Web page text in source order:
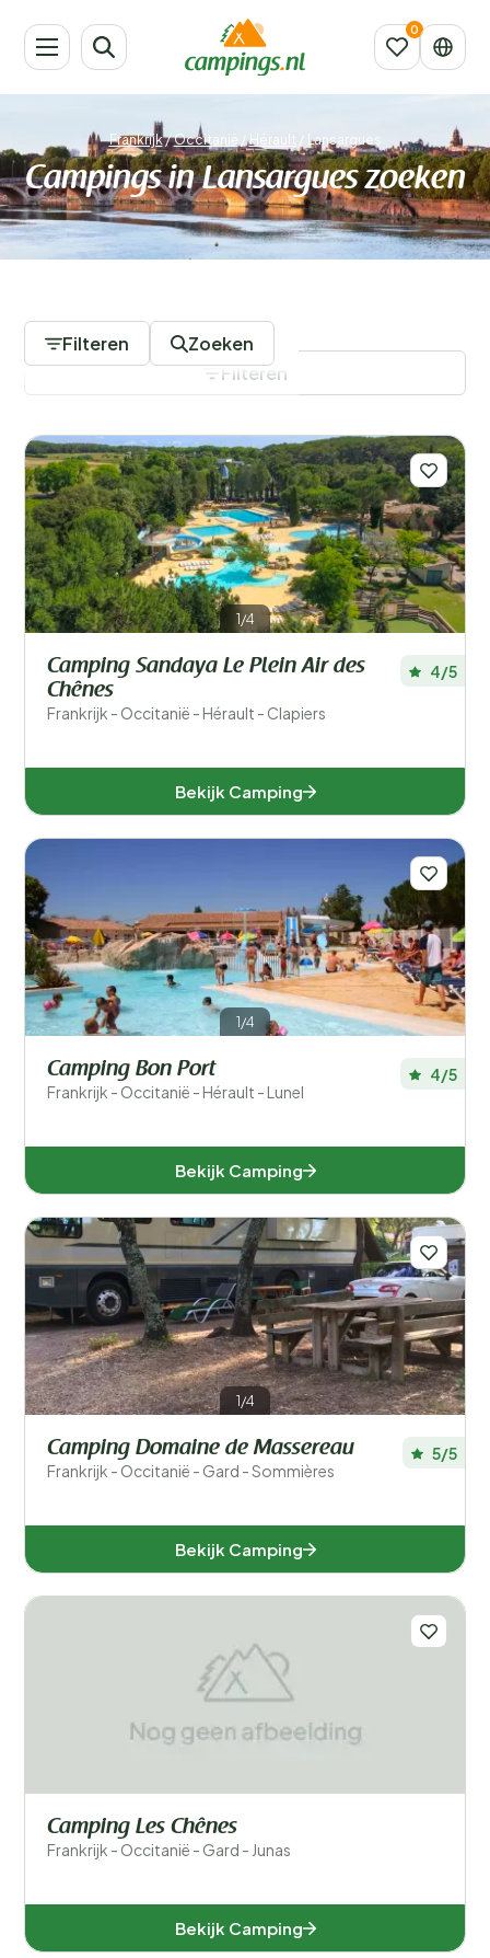
Frankrijk/Occitanië / Hérault / Lansargues
Campings in Lansargues zoeken
Filteren Zoeken
Populaire filters
Type accommodatie
Zwemmen
Sport en vrije tijd
Filters opslaan
Filteren
1/4
Camping Sandaya Le Plein Air des
Chênes
Frankrijk - Occitanië - Hérault - Clapiers
4/5
Bekijk Camping
1/4
Camping Bon Port
Frankrijk - Occitanië - Hérault - Lunel
4/5
Bekijk Camping
1/4
Camping Domaine de Massereau
Frankrijk - Occitanië - Gard - Sommières
5/5
Bekijk Camping
Camping Les Chênes
Frankrijk - Occitanië - Gard - Junas
Bekijk Camping